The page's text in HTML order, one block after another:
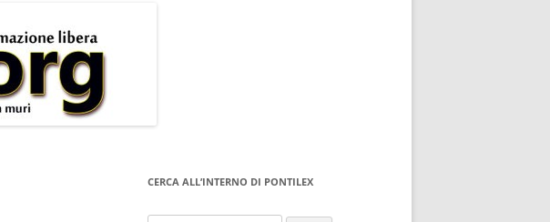
CERCA ALL’INTERNO DI PONTILEX